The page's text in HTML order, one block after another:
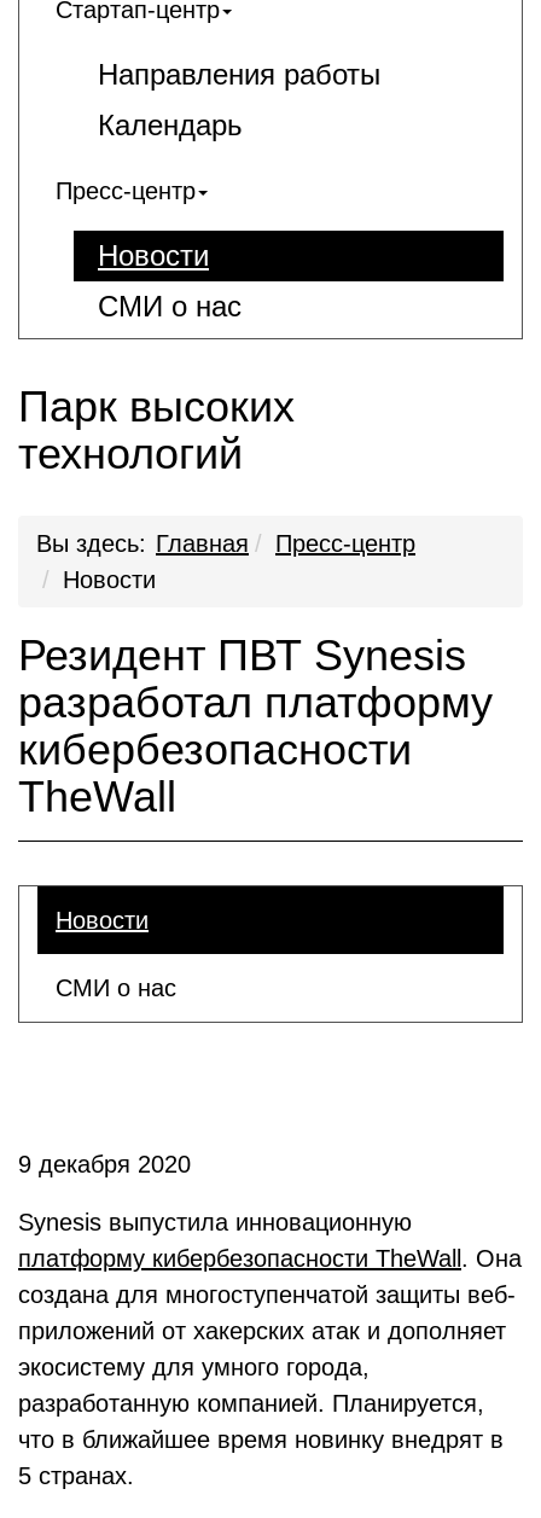
Стартап-центр
Направления работы
Календарь
Пресс-центр
Новости
СМИ о нас
Парк высоких
технологий
Вы здесь: Главная
Пресс-центр
Новости
Резидент ПВТ Synesis
разработал платформу
кибербезопасности
TheWall
Новости
СМИ о нас
9 декабря 2020
Synesis выпустила инновационную
платформу кибербезопасности TheWall . Она
создана для многоступенчатой защиты веб-
приложений от хакерских атак и дополняет
экосистему для умного города,
разработанную компанией. Планируется,
что в ближайшее время новинку внедрят в
5 странах.